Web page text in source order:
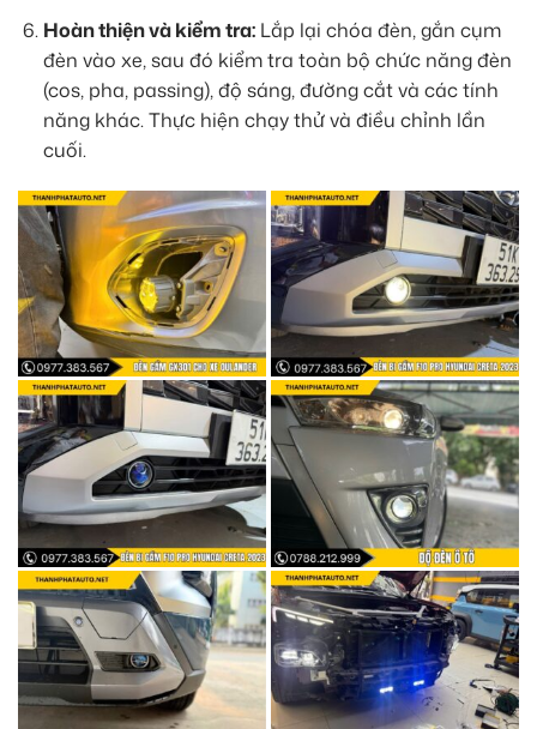
Hoàn thiện và kiểm tra:Lắp lại chóa đèn, gắn cụm
đèn vào xe, sau đó kiểm tra toàn bộ chức năng đèn
(cos, pha, passing), độ sáng, đường cắt và các tính
năng khác. Thực hiện chạy thử và điều chỉnh lần
cuối.